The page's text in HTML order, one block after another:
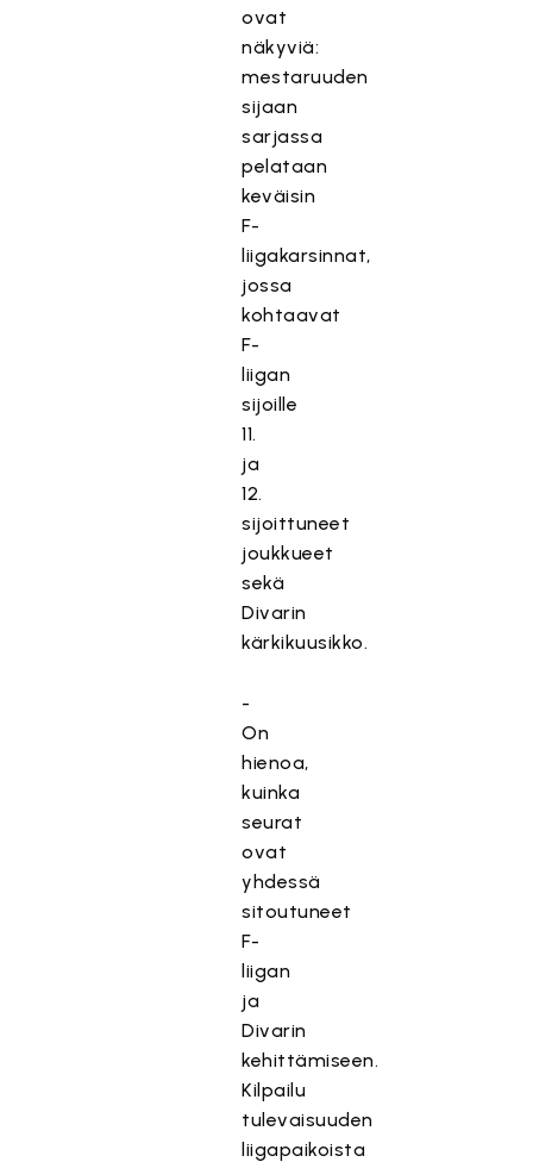
ovat
näkyviä:
mestaruuden
sijaan
sarjassa
pelataan
keväisin
F-
liigakarsinnat,
jossa
kohtaavat
F-
liigan
sijoille
11.
ja
12.
sijoittuneet
joukkueet
sekä
Divarin
kärkikuusikko.
-
On
hienoa,
kuinka
seurat
ovat
yhdessä
sitoutuneet
F-
liigan
ja
Divarin
kehittämiseen.
Kilpailu
tulevaisuuden
liigapaikoista